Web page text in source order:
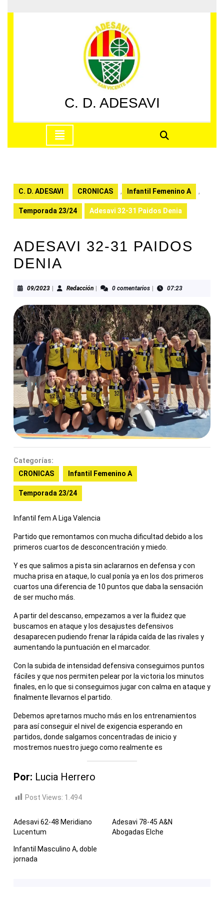
al
C. D. ADESAVI
apertura
C. D. ADESAVI CRONICAS , Infantil Femenino A ,
Temporada 23/24 Adesavi 32-31 Paidos Denia
ADESAVI 32-31 PAIDOS
DENIA
09/202309/2023RedacciónRedacción0 comentarios 07:23
Categorías:
CRONICAS
Infantil Femenino A
Temporada 23/24
Infantil fem A Liga Valencia
Partido que remontamos con mucha dificultad debido a los
primeros cuartos de desconcentración y miedo.
Y es que salimos a pista sin aclararnos en defensa y con
mucha prisa en ataque, lo cual ponía ya en los dos primeros
cuartos una diferencia de 10 puntos que daba la sensación
de ser mucho más.
A partir del descanso, empezamos a ver la fluidez que
buscamos en ataque y los desajustes defensivos
desaparecen pudiendo frenar la rápida caída de las rivales y
aumentando la puntuación en el marcador.
Con la subida de intensidad defensiva conseguimos puntos
fáciles y que nos permiten pelear por la victoria los minutos
finales, en lo que si conseguimos jugar con calma en ataque y
finalmente llevarnos el partido.
Debemos apretarnos mucho más en los entrenamientos
para así conseguir el nivel de exigencia esperando en
partidos, donde salgamos concentradas de inicio y
mostremos nuestro juego como realmente es
Por: Lucia Herrero
Post Views: 1.494
Adesavi 62-48 Meridiano
Lucentum
Adesavi 78-45 A&N
Abogadas Elche
Infantil Masculino A, doble
jornada